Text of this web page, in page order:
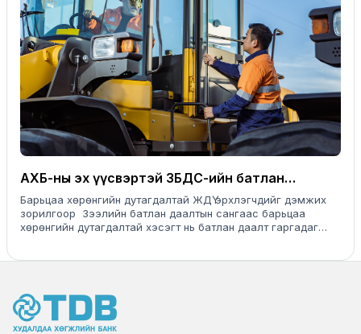
АХБ-ны эх үүсвэртэй ЗБДС-ийн батлан
даалттай төслийн зээл
Барьцаа хөрөнгийн дутагдалтай ЖДҮ эрхлэгчдийг дэмжих
зорилгоор Зээлийн батлан даалтын сангаас барьцаа
хөрөнгийн дутагдалтай хэсэгт нь батлан даалт гаргадаг